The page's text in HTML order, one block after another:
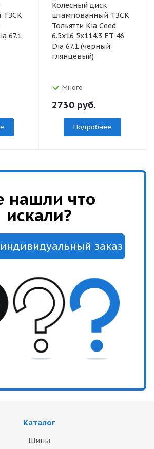
ТЗСК
67.1
Колесный диск
штампованный ТЗСК
Тольятти Kia Ceed
6.5x16 5x114.3 ET 46
Dia 67.1 (черный
глянцевый)
Много
2730 руб.
Подробнее
нашли что
искали?
Каталог
Шины